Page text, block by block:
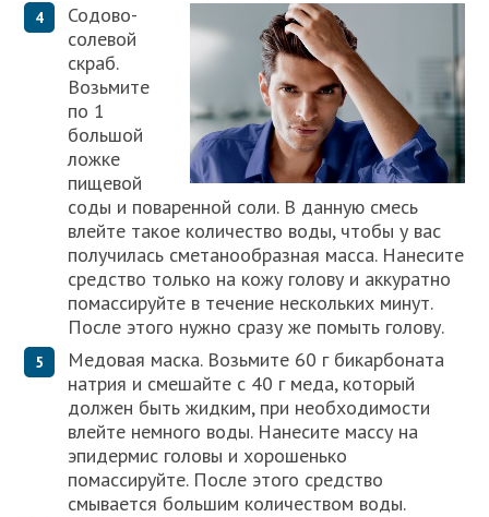
Содово-
солевой
скраб.
Возьмите
по 1
большой
ложке
пищевой
соды и поваренной соли. В данную смесь
влейте такое количество воды, чтобы у вас
получилась сметанообразная масса. Нанесите
средство только на кожу голову и аккуратно
помассируйте в течение нескольких минут.
После этого нужно сразу же помыть голову.
Медовая маска. Возьмите 60 г бикарбоната
натрия и смешайте с 40 г меда, который
должен быть жидким, при необходимости
влейте немного воды. Нанесите массу на
эпидермис головы и хорошенько
помассируйте. После этого средство
смывается большим количеством воды.